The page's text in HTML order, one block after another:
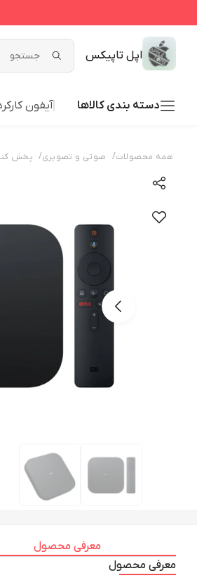
اپل تاپیکس
دسته بندی کالاها آیفون
همه محصولات/ صوتی و تصویری/ پخش
معرفی محصول
معرفی محصول